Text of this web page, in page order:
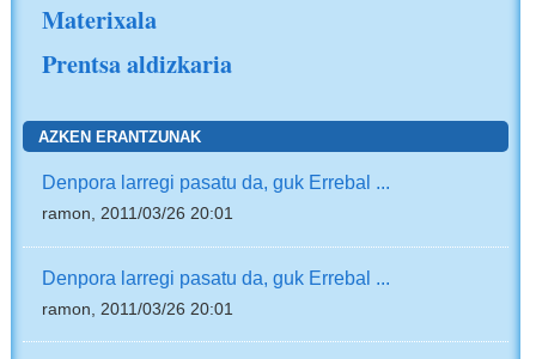
Materixala
Prentsa aldizkaria
AZKEN ERANTZUNAK
Denpora larregi pasatu da, guk Errebal ...
ramon, 2011/03/26 20:01
Denpora larregi pasatu da, guk Errebal ...
ramon, 2011/03/26 20:01